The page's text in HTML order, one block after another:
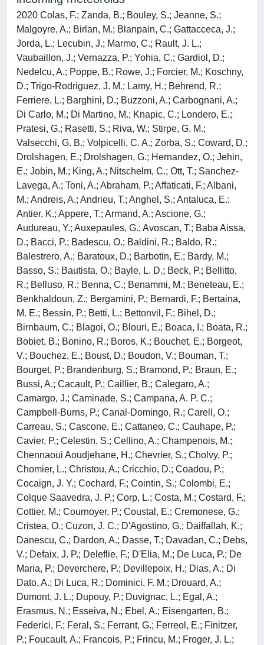
2020 Colas, F.; Zanda, B.; Bouley, S.; Jeanne, S.;
Malgoyre, A.; Birlan, M.; Blanpain, C.; Gattacceca, J.;
Jorda, L.; Lecubin, J.; Marmo, C.; Rault, J. L.;
Vaubaillon, J.; Vernazza, P.; Yohia, C.; Gardiol, D.;
Nedelcu, A.; Poppe, B.; Rowe, J.; Forcier, M.; Koschny,
D.; Trigo-Rodriguez, J. M.; Lamy, H.; Behrend, R.;
Ferriere, L.; Barghini, D.; Buzzoni, A.; Carbognani, A.;
Di Carlo, M.; Di Martino, M.; Knapic, C.; Londero, E.;
Pratesi, G.; Rasetti, S.; Riva, W.; Stirpe, G. M.;
Valsecchi, G. B.; Volpicelli, C. A.; Zorba, S.; Coward, D.;
Drolshagen, E.; Drolshagen, G.; Hernandez, O.; Jehin,
E.; Jobin, M.; King, A.; Nitschelm, C.; Ott, T.; Sanchez-
Lavega, A.; Toni, A.; Abraham, P.; Affaticati, F.; Albani,
M.; Andreis, A.; Andrieu, T.; Anghel, S.; Antaluca, E.;
Antier, K.; Appere, T.; Armand, A.; Ascione, G.;
Audureau, Y.; Auxepaules, G.; Avoscan, T.; Baba Aissa,
D.; Bacci, P.; Badescu, O.; Baldini, R.; Baldo, R.;
Balestrero, A.; Baratoux, D.; Barbotin, E.; Bardy, M.;
Basso, S.; Bautista, O.; Bayle, L. D.; Beck, P.; Bellitto,
R.; Belluso, R.; Benna, C.; Benammi, M.; Beneteau, E.;
Benkhaldoun, Z.; Bergamini, P.; Bernardi, F.; Bertaina,
M. E.; Bessin, P.; Betti, L.; Bettonvil, F.; Bihel, D.;
Birnbaum, C.; Blagoi, O.; Blouri, E.; Boaca, I.; Boata, R.;
Bobiet, B.; Bonino, R.; Boros, K.; Bouchet, E.; Borgeot,
V.; Bouchez, E.; Boust, D.; Boudon, V.; Bouman, T.;
Bourget, P.; Brandenburg, S.; Bramond, P.; Braun, E.;
Bussi, A.; Cacault, P.; Caillier, B.; Calegaro, A.;
Camargo, J.; Caminade, S.; Campana, A. P. C.;
Campbell-Burns, P.; Canal-Domingo, R.; Carell, O.;
Carreau, S.; Cascone, E.; Cattaneo, C.; Cauhape, P.;
Cavier, P.; Celestin, S.; Cellino, A.; Champenois, M.;
Chennaoui Aoudjehane, H.; Chevrier, S.; Cholvy, P.;
Chomier, L.; Christou, A.; Cricchio, D.; Coadou, P.;
Cocaign, J. Y.; Cochard, F.; Cointin, S.; Colombi, E.;
Colque Saavedra, J. P.; Corp, L.; Costa, M.; Costard, F.;
Cottier, M.; Cournoyer, P.; Coustal, E.; Cremonese, G.;
Cristea, O.; Cuzon, J. C.; D'Agostino, G.; Daiffallah, K.;
Danescu, C.; Dardon, A.; Dasse, T.; Davadan, C.; Debs,
V.; Defaix, J. P.; Deleflie, F.; D'Elia, M.; De Luca, P.; De
Maria, P.; Deverchere, P.; Devillepoix, H.; Dias, A.; Di
Dato, A.; Di Luca, R.; Dominici, F. M.; Drouard, A.;
Dumont, J. L.; Dupouy, P.; Duvignac, L.; Egal, A.;
Erasmus, N.; Esseiva, N.; Ebel, A.; Eisengarten, B.;
Federici, F.; Feral, S.; Ferrant, G.; Ferreol, E.; Finitzer,
P.; Foucault, A.; Francois, P.; Frincu, M.; Froger, J. L.;